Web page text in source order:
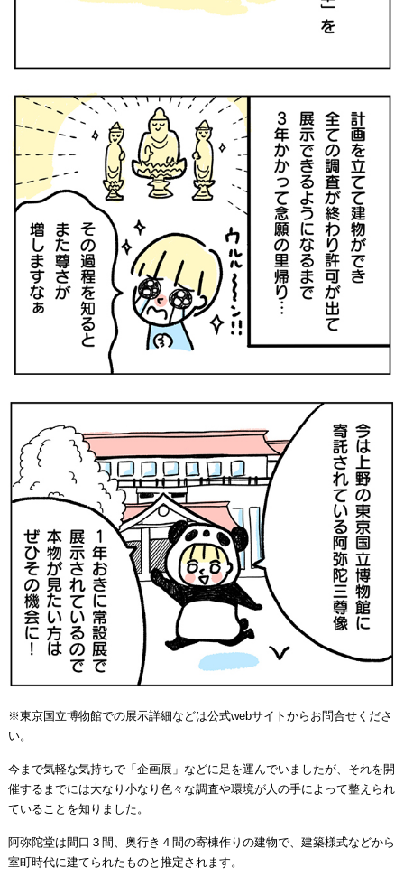
※東京国立博物館での展示詳細などは公式webサイト からお問合せくださ
い。
今まで気軽な気持ちで「企画展」などに足を運んでいましたが、それを開
催するまでには大なり小なり色々な調査や環境が人の手によって整えられ
ていることを知りました。
阿弥陀堂は間口３間、奥行き４間の寄棟作りの建物で、建築様式などから
室町時代に建てられたものと推定されます。